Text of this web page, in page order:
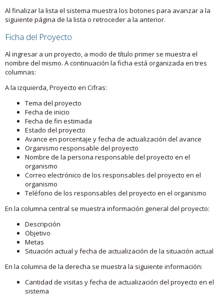
Al finalizar la lista el sistema muestra los botones para avanzar a la
siguiente página de la lista o retroceder a la anterior.
Ficha del Proyecto
Al ingresar a un proyecto, a modo de título primer se muestra el
nombre del mismo. A continuación la ficha está organizada en tres
columnas:
A la izquierda, Proyecto en Cifras:
Tema del proyecto
Fecha de inicio
Fecha de fin estimada
Estado del proyecto
Avance en porcentaje y fecha de actualización del avance
Organismo responsable del proyecto
Nombre de la persona responsable del proyecto en el
organismo
Correo electrónico de los responsables del proyecto en el
organismo
Teléfono de los responsables del proyecto en el organismo
En la columna central se muestra información general del proyecto:
Descripción
Objetivo
Metas
Situación actual y fecha de actualización de la situación actual
En la columna de la derecha se muestra la siguiente información:
Cantidad de visitas y fecha de actualización del proyecto en el
sistema